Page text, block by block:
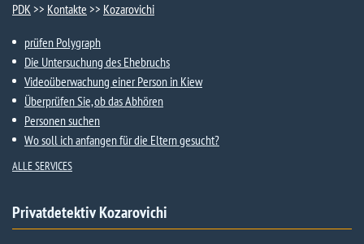
PDK>> Kontakte >> Kozarovichi​
prüfen Polygraph
Die Untersuchung des Ehebruchs
Videoüberwachung einer Person in Kiew
Überprüfen Sie, ob das Abhören
Personen suchen
Wo soll ich anfangen für die Eltern gesucht?
ALLE SERVICES
Privatdetektiv Kozarovichi​